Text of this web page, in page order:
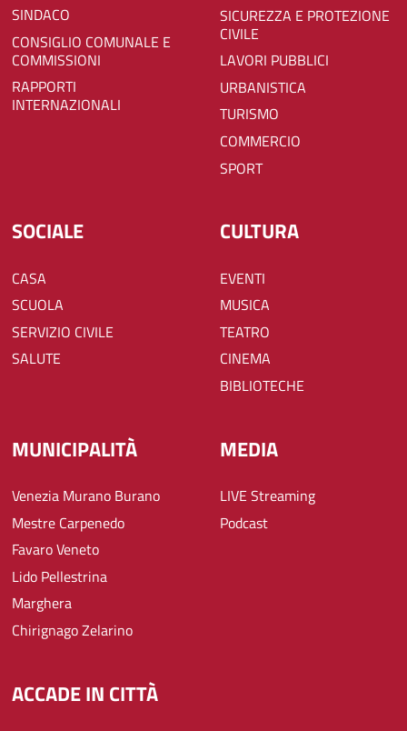
SINDACO
CONSIGLIO COMUNALE E
COMMISSIONI
RAPPORTI
INTERNAZIONALI
SICUREZZA E PROTEZIONE
CIVILE
LAVORI PUBBLICI
URBANISTICA
TURISMO
COMMERCIO
SPORT
SOCIALE
CASA
SCUOLA
SERVIZIO CIVILE
SALUTE
CULTURA
EVENTI
MUSICA
TEATRO
CINEMA
BIBLIOTECHE
MUNICIPALITÀ
Venezia Murano Burano
Mestre Carpenedo
Favaro Veneto
Lido Pellestrina
Marghera
Chirignago Zelarino
MEDIA
LIVE Streaming
Podcast
ACCADE IN CITTÀ